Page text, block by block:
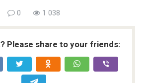
0 1 038
Please share to your friends: